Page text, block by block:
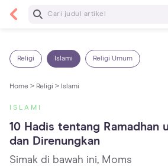
Baca Selanjutnya
Religi Islami Religi Umum
Home > Religi > Islami
ISLAMI
10 Hadis tentang Ramadhan
dan Direnungkan
Simak di bawah ini, Moms